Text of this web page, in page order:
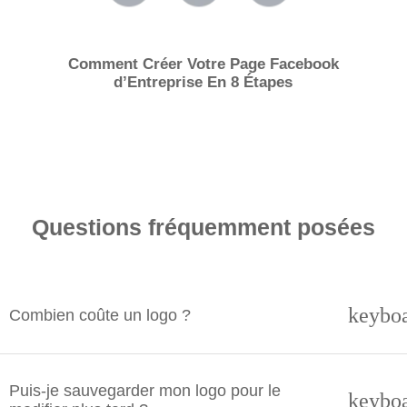
Comment Créer Votre Page Facebook
d’Entreprise En 8 Étapes
Questions fréquemment posées
Combien coûte un logo ?
Puis-je sauvegarder mon logo pour le